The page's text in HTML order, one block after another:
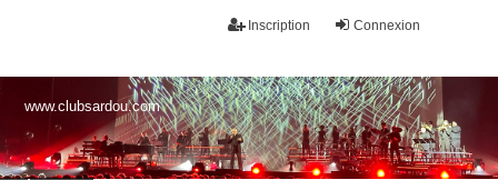
Connexion
Inscription
www.clubsardou.com